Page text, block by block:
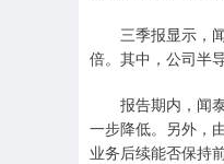
三季报显示，闻
倍。其中，公司半
报告期内，闻泰
一步降低。另外，
业务后续能否保持